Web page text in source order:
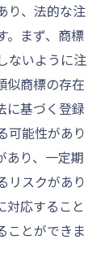
り、法的な注
。まず、商標
ないように注
似商標の存在
に基づく登録
可能性があり
あり、一定期
リスクがあり
対応すること
ことができま